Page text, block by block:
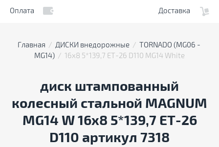
Оплата Доставка
Главная
  /
ДИСКИ внедорожные
  /
TORNADO (MG06 -
MG14)
  /  16x8 5*139,7 ET-26 D110 MG14 White
диск штампованный
колесный стальной MAGNUM
MG14 W 16x8 5*139,7 ET-26
D110 артикул 7318